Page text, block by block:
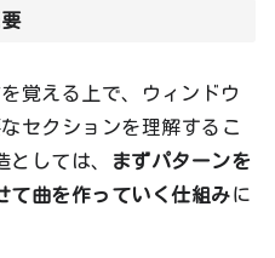
覚える上で、ウィンドウ
セクションを理解するこ
しては、
まずパターンを
て曲を作っていく仕組みに